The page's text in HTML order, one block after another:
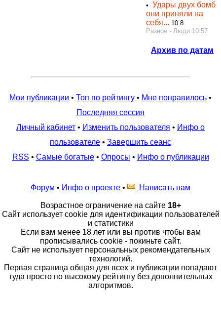
•Удары двух бомб
они приняли на
себя... 10.8
Разное - Люди 10:57
Архив по датам
Мои публикации • Топ по рейтингу • Мне понравилось •
Последняя сессия
Личный кабинет • Изменить пользователя • Инфо о
пользователе • Завершить сеанс
RSS • Самые богатые• Опросы • Инфо о публикации
Форум • Инфо о проекте • Написать нам
Возрастное ограничение на сайте 18+
Сайт использует cookie для идентификации пользователей
и статистики
Если вам менее 18 лет или вы против чтобы вам
прописывались cookie - покиньте сайт.
Сайт не использует персональных рекомендательных
технологий.
Первая страница общая для всех и публикации попадают
туда просто по высокому рейтингу без дополнительных
алгоритмов.